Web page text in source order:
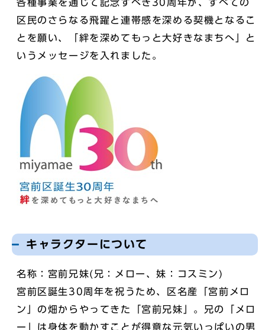
各種事業を通じて記念すべき30周年が、すべての
区民のさらなる飛躍と連帯感を深める契機となるこ
とを願い、「絆を深めてもっと大好きなまちへ」と
いうメッセージを入れました。
キャラクターについて
名称：宮前兄妹(兄：メロー、妹：コスミン)
宮前区誕生30周年を祝うため、区名産「宮前メロ
ン」の畑からやってきた「宮前兄妹」。兄の「メロ
ー」は身体を動かすことが得意な元気いっぱいの男